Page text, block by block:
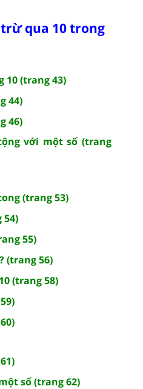
trừ qua 10 trong
10 (trang 43)
44)
46)
với một số (trang
(trang 53)
55)
(trang 56)
(trang 58)
số (trang 62)